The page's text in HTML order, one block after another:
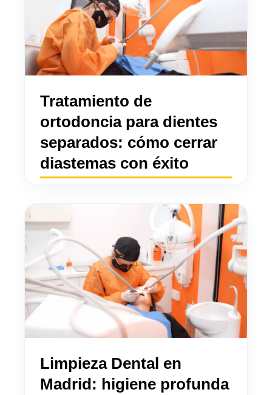
Tratamiento de
ortodoncia para dientes
separados: cómo cerrar
diastemas con éxito
Limpieza Dental en
Madrid: higiene profunda